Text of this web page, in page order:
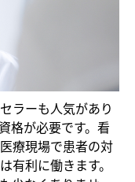
ラーも人気があり
格が必要です。看
療現場で患者の対
有利に働きます。